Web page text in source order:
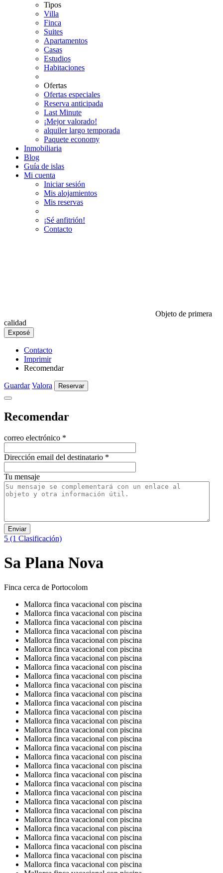
Tipos
Villa
Finca
Suites
Apartamentos
Casas
Estudios
Habitaciones
Ofertas
Ofertas especiales
Reserva anticipada
Last Minute
¡Mejor valorado!
alquiler largo temporada
Paquete economy
Inmobiliaria
Blog
Guía de islas
Mi cuenta
Iniciar sesión
Mis alojamientos
Mis reservas
¡Sé anfitrión!
Contacto
Objeto de primera
calidad
Exposé
Contacto
Imprimir
Recomendar
Guardar Valora Reservar
Recomendar
correo electrónico *
Dirección email del destinatario *
Tu mensaje
Enviar
5 (1 Clasificación)
Sa Plana Nova
Finca cerca de Portocolom
Mallorca finca vacacional con piscina
Mallorca finca vacacional con piscina
Mallorca finca vacacional con piscina
Mallorca finca vacacional con piscina
Mallorca finca vacacional con piscina
Mallorca finca vacacional con piscina
Mallorca finca vacacional con piscina
Mallorca finca vacacional con piscina
Mallorca finca vacacional con piscina
Mallorca finca vacacional con piscina
Mallorca finca vacacional con piscina
Mallorca finca vacacional con piscina
Mallorca finca vacacional con piscina
Mallorca finca vacacional con piscina
Mallorca finca vacacional con piscina
Mallorca finca vacacional con piscina
Mallorca finca vacacional con piscina
Mallorca finca vacacional con piscina
Mallorca finca vacacional con piscina
Mallorca finca vacacional con piscina
Mallorca finca vacacional con piscina
Mallorca finca vacacional con piscina
Mallorca finca vacacional con piscina
Mallorca finca vacacional con piscina
Mallorca finca vacacional con piscina
Mallorca finca vacacional con piscina
Mallorca finca vacacional con piscina
Mallorca finca vacacional con piscina
Mallorca finca vacacional con piscina
Mallorca finca vacacional con piscina